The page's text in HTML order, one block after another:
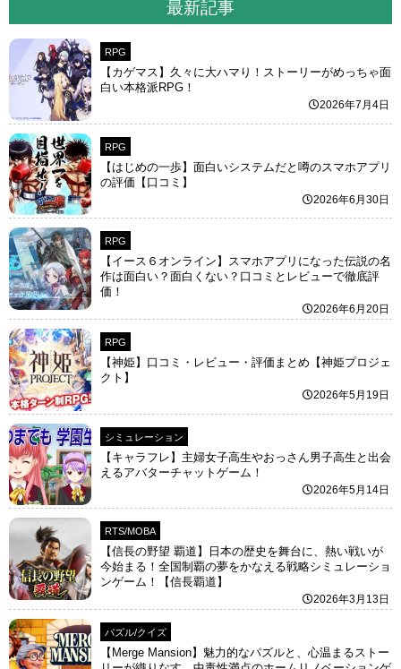
最新記事
RPG
【カゲマス】久々に大ハマり！ストーリーがめっちゃ面
白い本格派RPG！
2026年7月4日
RPG
【はじめの一歩】面白いシステムだと噂のスマホアプリ
の評価【口コミ】
2026年6月30日
RPG
【イース６オンライン】スマホアプリになった伝説の名
作は面白い？面白くない？口コミとレビューで徹底評
価！
2026年6月20日
RPG
【神姫】口コミ・レビュー・評価まとめ【神姫プロジェ
クト】
2026年5月19日
シミュレーション
【キャラフレ】主婦女子高生やおっさん男子高生と出会
えるアバターチャットゲーム！
2026年5月14日
RTS/MOBA
【信長の野望 覇道】日本の歴史を舞台に、熱い戦いが
今始まる！全国制覇の夢をかなえる戦略シミュレーショ
ンゲーム！【信長覇道】
2026年3月13日
パズル/クイズ
【Merge Mansion】魅力的なパズルと、心温まるストー